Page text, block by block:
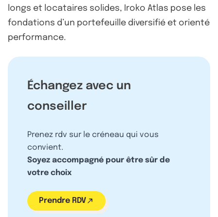
longs et locataires solides, Iroko Atlas pose les
fondations d’un portefeuille diversifié et orienté
performance.
Échangez avec un
conseiller
Prenez rdv sur le créneau qui vous
convient.
Soyez accompagné pour être sûr de
votre choix
Prendre RDV